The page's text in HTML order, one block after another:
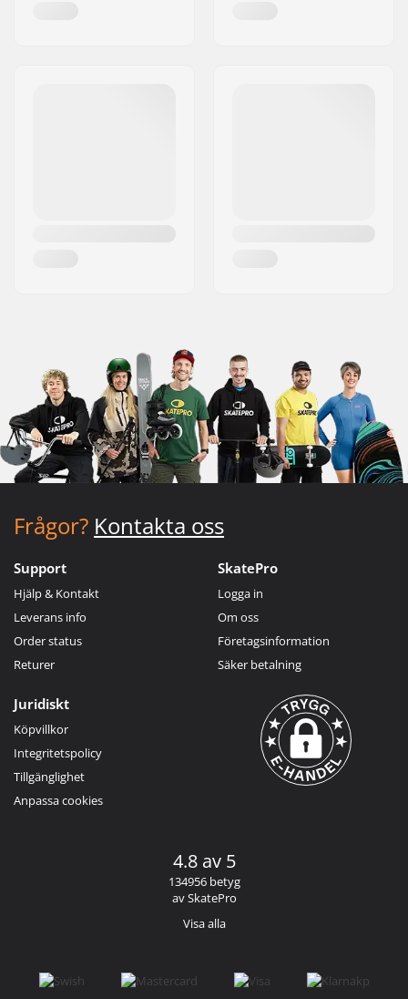
Frågor? Kontakta oss
Support
Hjälp & Kontakt
Leverans info
Order status
Returer
SkatePro
Logga in
Om oss
Företagsinformation
Säker betalning
Juridiskt
Köpvillkor
Integritetspolicy
Tillgänglighet
Anpassa cookies
4.8 av 5
134956 betyg
av SkatePro
Visa alla